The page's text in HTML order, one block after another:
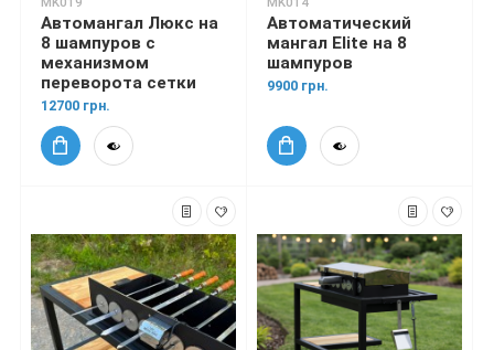
Автомангал Люкс на
8 шампуров с
механизмом
переворота сетки
12700 грн.
Автоматический
мангал Elite на 8
шампуров
9900 грн.